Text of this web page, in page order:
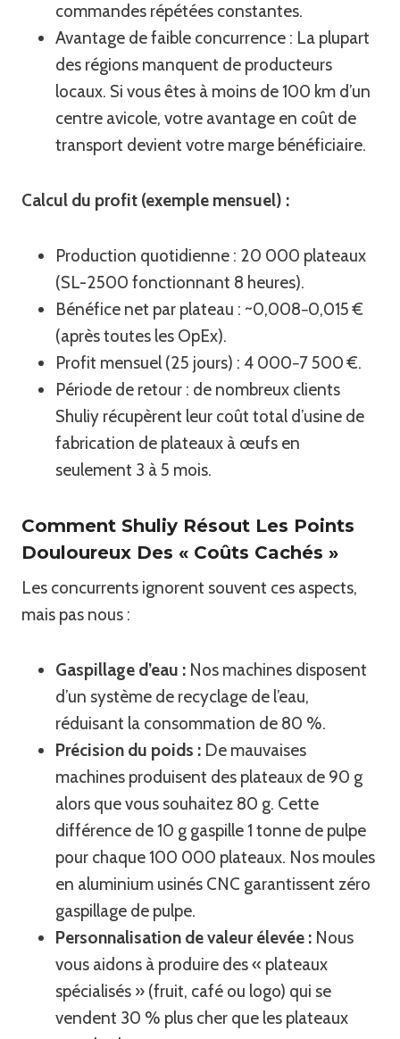
commandes répétées constantes.
Avantage de faible concurrence : La plupart
des régions manquent de producteurs
locaux. Si vous êtes à moins de 100 km d’un
centre avicole, votre avantage en coût de
transport devient votre marge bénéficiaire.
Calcul du profit (exemple mensuel) :
Production quotidienne : 20 000 plateaux
(SL-2500 fonctionnant 8 heures).
Bénéfice net par plateau : ~0,008−0,015 €
(après toutes les OpEx).
Profit mensuel (25 jours) : 4 000−7 500 €.
Période de retour : de nombreux clients
Shuliy récupèrent leur coût total d’usine de
fabrication de plateaux à œufs en
seulement 3 à 5 mois.
Comment Shuliy Résout Les Points
Douloureux Des « Coûts Cachés »
Les concurrents ignorent souvent ces aspects,
mais pas nous :
Gaspillage d’eau : Nos machines disposent
d’un système de recyclage de l’eau,
réduisant la consommation de 80 %.
Précision du poids : De mauvaises
machines produisent des plateaux de 90 g
alors que vous souhaitez 80 g. Cette
différence de 10 g gaspille 1 tonne de pulpe
pour chaque 100 000 plateaux. Nos moules
en aluminium usinés CNC garantissent zéro
gaspillage de pulpe.
Personnalisation de valeur élevée : Nous
vous aidons à produire des « plateaux
spécialisés » (fruit, café ou logo) qui se
vendent 30 % plus cher que les plateaux